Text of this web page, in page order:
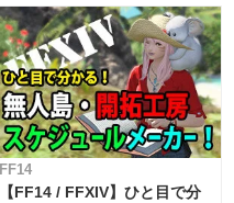
FF14
【FF14 / FFXIV】ひと目で分